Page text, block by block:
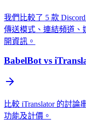
我們比較了 5 款
傳送模式、連結頻道、
開資訊。
BabelBot vs
比較 iTranslator 的討
功能及計價。